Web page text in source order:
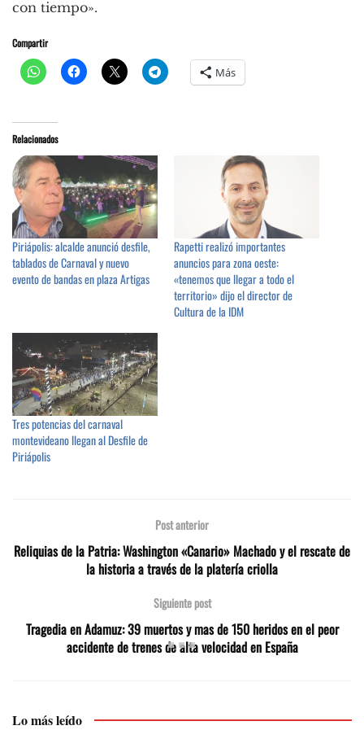
con tiempo».
Compartir
Más
Relacionados
Piriápolis: alcalde anunció desfile,
tablados de Carnaval y nuevo
evento de bandas en plaza Artigas
Rapetti realizó importantes
anuncios para zona oeste:
«tenemos que llegar a todo el
territorio» dijo el director de
Cultura de la IDM
Tres potencias del carnaval
montevideano llegan al Desfile de
Piriápolis
Post anterior
Reliquias de la Patria: Washington «Canario» Machado y el rescate de
la historia a través de la platería criolla
Siguiente post
Tragedia en Adamuz: 39 muertos y mas de 150 heridos en el peor
accidente de trenes de alta velocidad en España
Lo más leído